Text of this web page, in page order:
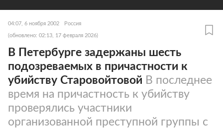
04:07, 6 ноября 2002 Россия
(обновлено: 02:13, 17 февраля 2026)
В Петербурге задержаны шесть
подозреваемых в причастности к
убийству Старовойтовой В последнее
время на причастность к убийству
проверялись участники
организованной преступной группы с